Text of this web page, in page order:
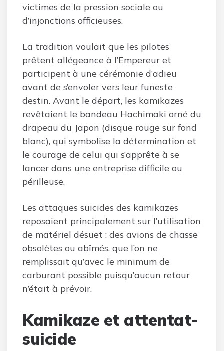
victimes de la pression sociale ou
d’injonctions officieuses.
La tradition voulait que les pilotes
prêtent allégeance à l’Empereur et
participent à une cérémonie d’adieu
avant de s’envoler vers leur funeste
destin. Avant le départ, les kamikazes
revêtaient le bandeau Hachimaki orné du
drapeau du Japon (disque rouge sur fond
blanc), qui symbolise la détermination et
le courage de celui qui s’apprête à se
lancer dans une entreprise difficile ou
périlleuse.
Les attaques suicides des kamikazes
reposaient principalement sur l’utilisation
de matériel désuet : des avions de chasse
obsolètes ou abîmés, que l’on ne
remplissait qu’avec le minimum de
carburant possible puisqu’aucun retour
n’était à prévoir.
Kamikaze et attentat-
suicide